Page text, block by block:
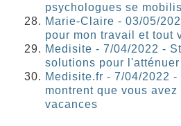
psychologues se
Marie-Claire - 03/05/
pour mon travail et tout
Medisite - 7/04/2022 -
solutions pour l'atténuer
Medisite.fr - 7/04/2022
montrent que vous
vacances